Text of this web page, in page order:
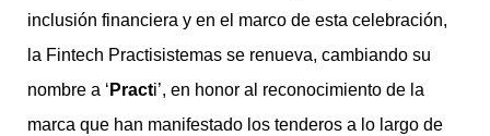
inclusión financiera y en el marco de esta celebración,
la Fintech Practisistemas se renueva, cambiando su
nombre a ‘ Practi’, en honor al reconocimiento de la
marca que han manifestado los tenderos a lo largo de